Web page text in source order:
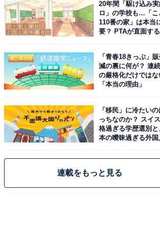
20年間「駆け込み
ロ」の学校も…「こ
110番の家」は本当
要？ PTAが直面す
「青春18きっぷ」
減の裏に何が？ 連
の厳格化だけではな
「本当の理由」
「移民」に冷たい
っちなのか？ スイ
格過ぎる学歴選別と
本の曖昧過ぎる外国
連載をもっと見る